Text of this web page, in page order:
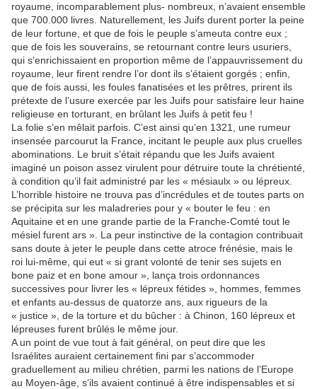
royaume, incomparablement plus- nombreux, n’avaient ensemble
que 700.000 livres. Naturellement, les Juifs durent porter la peine
de leur fortune, et que de fois le peuple s’ameuta contre eux ;
que de fois les souverains, se retournant contre leurs usuriers,
qui s’enrichissaient en proportion même de l’appauvrissement du
royaume, leur firent rendre l’or dont ils s’étaient gorgés ; enfin,
que de fois aussi, les foules fanatisées et les prêtres, prirent ils
prétexte de l’usure exercée par les Juifs pour satisfaire leur haine
religieuse en torturant, en brûlant les Juifs à petit feu !
La folie s’en mêlait parfois. C’est ainsi qu’en 1321, une rumeur
insensée parcourut la France, incitant le peuple aux plus cruelles
abominations. Le bruit s’était répandu que les Juifs avaient
imaginé un poison assez virulent pour détruire toute la chrétienté,
à condition qu’il fait administré par les « mésiaulx » ou lépreux.
L’horrible histoire ne trouva pas d’incrédules et de toutes parts on
se précipita sur les maladreries pour y « bouter le feu : en
Aquitaine et en une grande partie de la Franche-Comté tout le
mésiel furent ars ». La peur instinctive de la contagion contribuait
sans doute à jeter le peuple dans cette atroce frénésie, mais le
roi lui-même, qui eut « si grant volonté de tenir ses sujets en
bone paiz et en bone amour », lança trois ordonnances
successives pour livrer les « lépreux fétides », hommes, femmes
et enfants au-dessus de quatorze ans, aux rigueurs de la
« justice », de la torture et du bûcher : à Chinon, 160 lépreux et
lépreuses furent brûlés le même jour.
A un point de vue tout à fait général, on peut dire que les
Israélites auraient certainement fini par s’accommoder
graduellement au milieu chrétien, parmi les nations de l’Europe
au Moyen-âge, s’ils avaient continué à être indispensables et si